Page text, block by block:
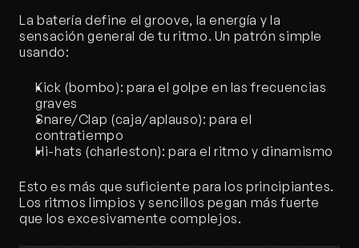
La batería define el groove, la energía y la
sensación general de tu ritmo. Un patrón simple
usando:
Kick (bombo): para el golpe en las frecuencias
graves
Snare/Clap (caja/aplauso): para el
contratiempo
Hi-hats (charleston): para el ritmo y dinamismo
Esto es más que suficiente para los principiantes.
Los ritmos limpios y sencillos pegan más fuerte
que los excesivamente complejos.